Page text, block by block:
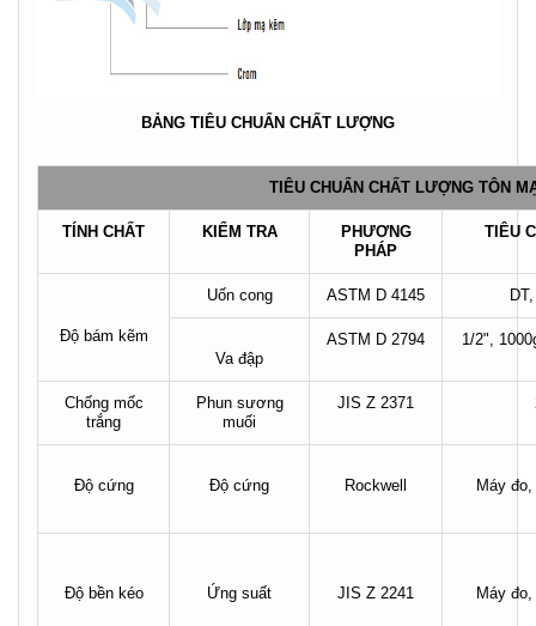
BẢNG TIÊU CHUẨN CHẤT LƯỢNG
TIÊU CHUẨN CHẤT LƯỢNG TÔN
TÍNH CHẤT KIỂM TRA
PHƯƠNG
PHÁP
TIÊU
Độ bám kẽm
Uốn cong ASTM D 4145
Va đập
ASTM D 2794 1/2",
Chống mốc
trắng
Phun sương
muối
JIS Z 2371
Độ cứng Độ cứng Rockwell Máy
Độ bền kéo Ứng suất JIS Z 2241 Máy